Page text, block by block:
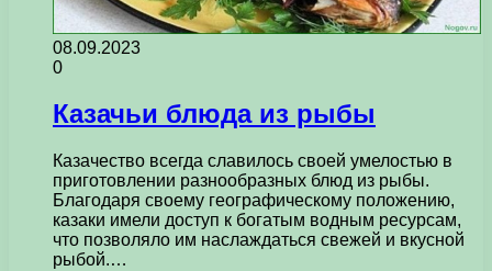
08.09.2023
0
Казачьи блюда из рыбы
Казачество всегда славилось своей умелостью в
приготовлении разнообразных блюд из рыбы.
Благодаря своему географическому положению,
казаки имели доступ к богатым водным ресурсам,
что позволяло им наслаждаться свежей и вкусной
рыбой.…